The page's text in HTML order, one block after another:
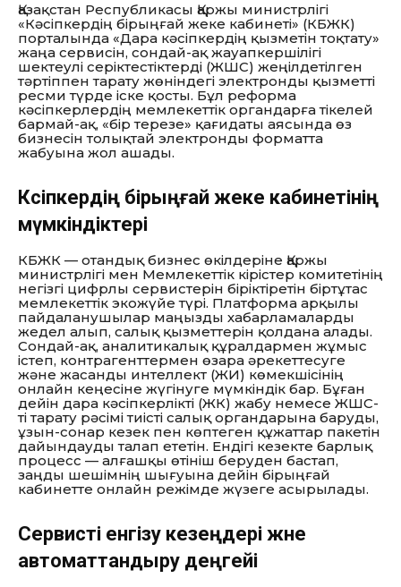
Қазақстан Республикасы Қаржы министрлігі
«Кәсіпкердің бірыңғай жеке кабинеті» (КБЖК)
порталында «Дара кәсіпкердің қызметін тоқтату»
жаңа сервисін, сондай-ақ жауапкершілігі
шектеулі серіктестіктерді (ЖШС) жеңілдетілген
тәртіппен тарату жөніндегі электронды қызметті
ресми түрде іске қосты. Бұл реформа
кәсіпкерлердің мемлекеттік органдарға тікелей
бармай-ақ, «бір терезе» қағидаты аясында өз
бизнесін толықтай электронды форматта
жабуына жол ашады.
Кәсіпкердің бірыңғай жеке кабинетінің
мүмкіндіктері
КБЖК — отандық бизнес өкілдеріне Қаржы
министрлігі мен Мемлекеттік кірістер комитетінің
негізгі цифрлы сервистерін біріктіретін біртұтас
мемлекеттік экожүйе түрі. Платформа арқылы
пайдаланушылар маңызды хабарламаларды
жедел алып, салық қызметтерін қолдана алады.
Сондай-ақ, аналитикалық құралдармен жұмыс
істеп, контрагенттермен өзара әрекеттесуге
және жасанды интеллект (ЖИ) көмекшісінің
онлайн кеңесіне жүгінуге мүмкіндік бар. Бұған
дейін дара кәсіпкерлікті (ЖК) жабу немесе ЖШС-
ті тарату рәсімі тиісті салық органдарына баруды,
ұзын-сонар кезек пен көптеген құжаттар пакетін
дайындауды талап ететін. Ендігі кезекте барлық
процесс — алғашқы өтініш беруден бастап,
заңды шешімнің шығуына дейін бірыңғай
кабинетте онлайн режімде жүзеге асырылады.
Сервисті енгізу кезеңдері және
автоматтандыру деңгейі